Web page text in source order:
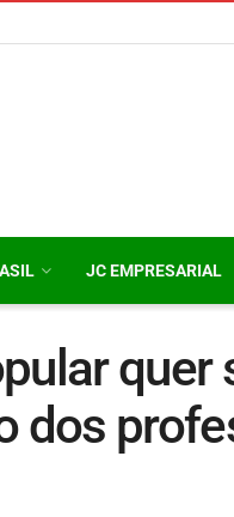
JC EMPRESARIAL
quer
dos